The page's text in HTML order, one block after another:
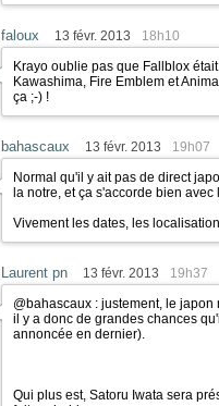
faloux 13 févr. 2013 18h10
Krayo oublie pas que Fallblox
Kawashima, Fire Emblem et
ça ;-) !
bahascaux 13 févr. 2013 19h07
Normal qu'il y ait pas de direct
la notre, et ça s'accorde bien
Vivement les dates, les
Laurent pn 13 févr. 2013 19h37
@bahascaux : justement, le
il y a donc de grandes chances
annoncée en dernier).
Qui plus est, Satoru Iwata sera